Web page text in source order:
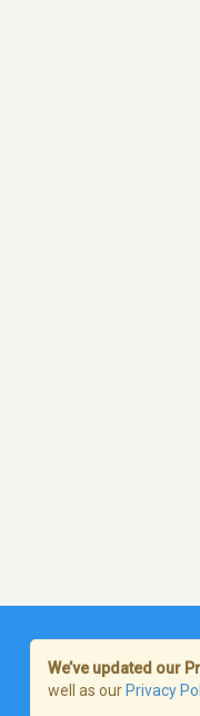
We’ve updated our
well as our Privacy